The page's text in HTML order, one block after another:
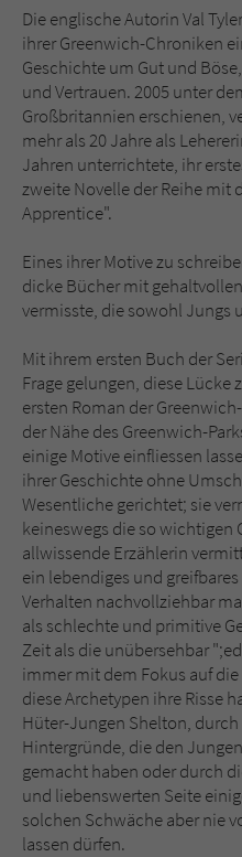
Die englische Autorin Val
ihrer Greenwich-Chroniken
Geschichte um Gut und
und Vertrauen. 2005 unter
Großbritannien erschienen,
mehr als 20 Jahre als
Jahren unterrichtete, ihr
zweite Novelle der Reihe mit
Apprentice".
Eines ihrer Motive zu
dicke Bücher mit
vermisste, die sowohl Jungs
Mit ihrem ersten Buch der
Frage gelungen, diese Lücke
ersten Roman der
der Nähe des Greenwich-
einige Motive einfliessen
ihrer Geschichte ohne
Wesentliche gerichtet; sie
keineswegs die so wichtigen
allwissende Erzählerin
ein lebendiges und
Verhalten nachvollziehbar
als schlechte und primitive
Zeit als die unübersehbar
immer mit dem Fokus auf
diese Archetypen ihre Risse
Hüter-Jungen Shelton,
Hintergründe, die den
gemacht haben oder durch
und liebenswerten Seite
solchen Schwäche aber nie
lassen dürfen.